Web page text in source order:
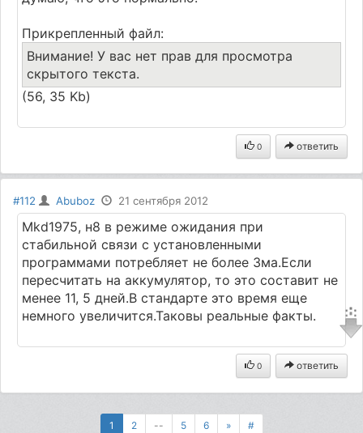
Прикрепленный файл:
Внимание! У вас нет прав для просмотра
скрытого текста.
(56, 35 Kb)
0 ответить
#112 Abuboz 21 сентября 2012
Mkd1975, н8 в режиме ожидания при
стабильной связи с установленными
программами потребляет не более 3ма.Если
пересчитать на аккумулятор, то это составит не
менее 11, 5 дней.В стандарте это время еще
немного увеличится.Таковы реальные факты.
0 ответить
1 2 -- 5 6 » #